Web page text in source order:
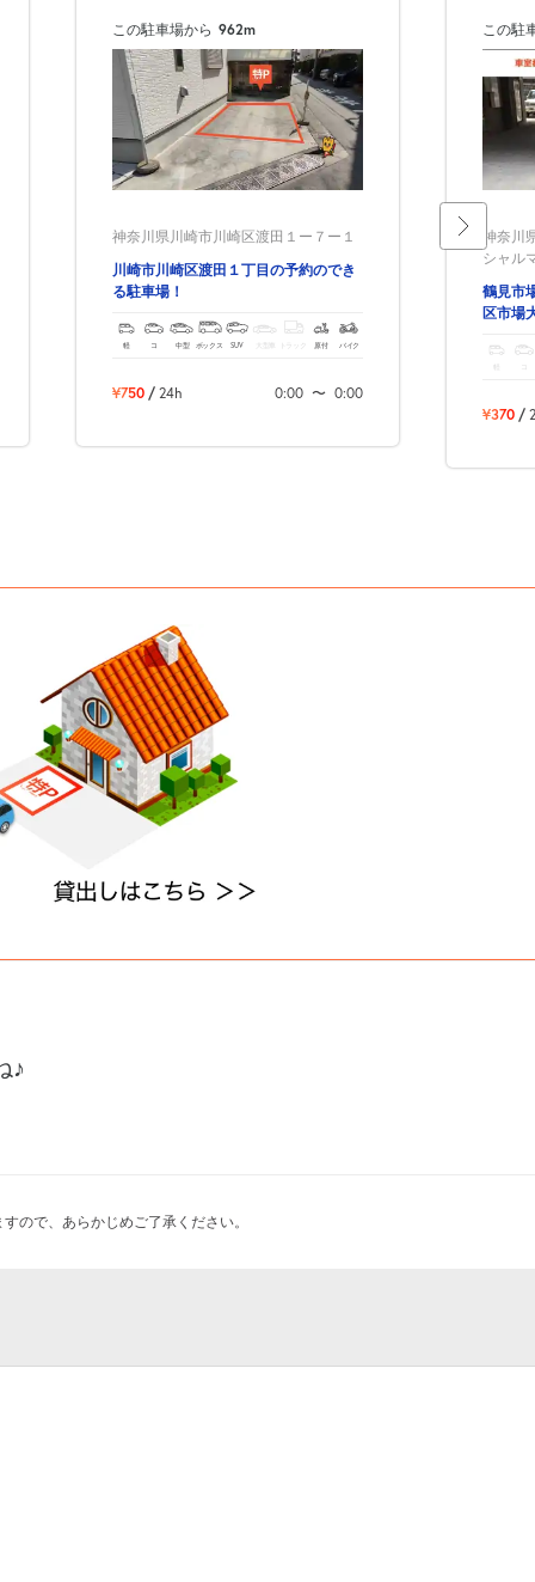
この駐車場から 962m
神奈川県川崎市川崎区渡田１ー７ー１
川崎市川崎区渡田１丁目の予約のでき
る駐車場！
軽 コ 中型 ボックス SUV 大型車 トラック 原付 バイク
¥750 / 24h 0:00 〜 0:00
この駐
神奈川
シャル
鶴見市
区市場
軽
¥370 /
♪
ので、あらかじめご了承ください。